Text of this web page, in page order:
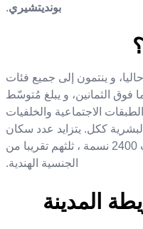
بونديتشيري.
حاليا، و ينتمون إلى جميع فئات
فوق الثمانين، و يبلغ مُتوسّط
الاجتماعية والخلفيات
البشرية ككل. يتزايد عدد سكان
2400 نسمة ، ثلثهم تقريبا من
الجنسية الهندية.
المدينة